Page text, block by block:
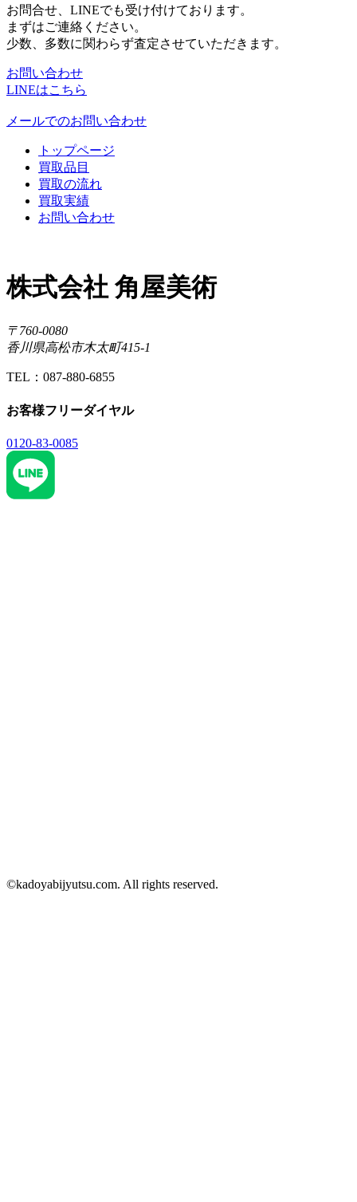
お問合せ、LINEでも受け付けております。
まずはご連絡ください。
少数、多数に関わらず査定させていただきます。
お問い合わせ
LINEはこちら
メールでのお問い合わせ
トップページ
買取品目
買取の流れ
買取実績
お問い合わせ
株式会社 角屋美術
〒760-0080
香川県高松市木太町415-1
TEL：087-880-6855
お客様フリーダイヤル
0120-83-0085
©kadoyabijyutsu.com. All rights reserved.